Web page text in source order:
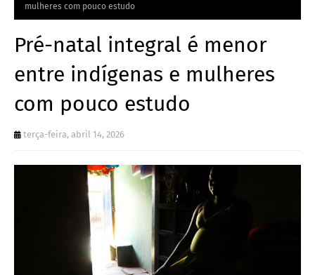
mulheres com pouco estudo
Pré-natal integral é menor
entre indígenas e mulheres
com pouco estudo
terça-feira, abril 14, 2026